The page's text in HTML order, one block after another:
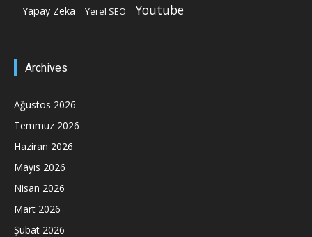
Yapay Zeka Yerel SEO Youtube
Archives
Ağustos 2026
Temmuz 2026
Haziran 2026
Mayıs 2026
Nisan 2026
Mart 2026
Şubat 2026